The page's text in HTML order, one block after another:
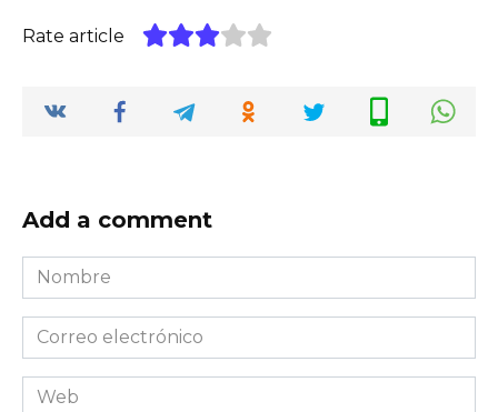
Rate article
Add a comment
Nombre
*
Correo
electrónico
*Web